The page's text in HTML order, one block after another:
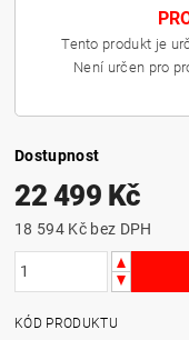
Tento produkt je
Není určen pro
Dostupnost
22 499 Kč
18 594 Kč bez DPH
KÓD PRODUKTU